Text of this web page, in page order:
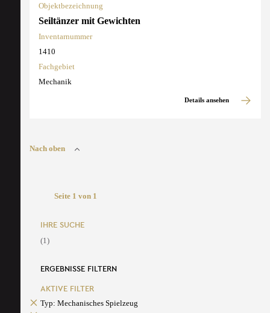
Objektbezeichnung
Seiltänzer mit Gewichten
Inventarnummer
1410
Fachgebiet
Mechanik
Details ansehen
Nach oben
Seite 1 von 1
IHRE SUCHE
(1)
ERGEBNISSE FILTERN
AKTIVE FILTER
Typ: Mechanisches Spielzeug